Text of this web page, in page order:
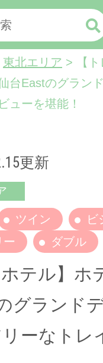
東北エリア > 【
台Eastのグラン
ューを堪能！
更新
ツイン
ビ
ー ダブル
ホテル】ホ
グランド
ーなトレ